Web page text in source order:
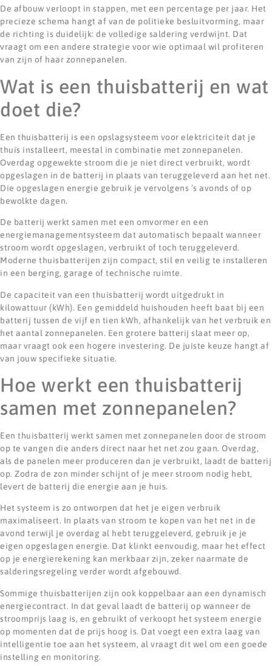
De afbouw verloopt in stappen, met een percentage per jaar. Het
precieze schema hangt af van de politieke besluitvorming, maar
de richting is duidelijk: de volledige saldering verdwijnt. Dat
vraagt om een andere strategie voor wie optimaal wil profiteren
van zijn of haar zonnepanelen.
Wat is een thuisbatterij en wat
doet die?
Een thuisbatterij is een opslagsysteem voor elektriciteit dat je
thuis installeert, meestal in combinatie met zonnepanelen.
Overdag opgewekte stroom die je niet direct verbruikt, wordt
opgeslagen in de batterij in plaats van teruggeleverd aan het net.
Die opgeslagen energie gebruik je vervolgens ’s avonds of op
bewolkte dagen.
De batterij werkt samen met een omvormer en een
energiemanagementsysteem dat automatisch bepaalt wanneer
stroom wordt opgeslagen, verbruikt of toch teruggeleverd.
Moderne thuisbatterijen zijn compact, stil en veilig te installeren
in een berging, garage of technische ruimte.
De capaciteit van een thuisbatterij wordt uitgedrukt in
kilowattuur (kWh). Een gemiddeld huishouden heeft baat bij een
batterij tussen de vijf en tien kWh, afhankelijk van het verbruik en
het aantal zonnepanelen. Een grotere batterij slaat meer op,
maar vraagt ook een hogere investering. De juiste keuze hangt af
van jouw specifieke situatie.
Hoe werkt een thuisbatterij
samen met zonnepanelen?
Een thuisbatterij werkt samen met zonnepanelen door de stroom
op te vangen die anders direct naar het net zou gaan. Overdag,
als de panelen meer produceren dan je verbruikt, laadt de batterij
op. Zodra de zon minder schijnt of je meer stroom nodig hebt,
levert de batterij die energie aan je huis.
Het systeem is zo ontworpen dat het je eigen verbruik
maximaliseert. In plaats van stroom te kopen van het net in de
avond terwijl je overdag al hebt teruggeleverd, gebruik je je
eigen opgeslagen energie. Dat klinkt eenvoudig, maar het effect
op je energierekening kan merkbaar zijn, zeker naarmate de
salderingsregeling verder wordt afgebouwd.
Sommige thuisbatterijen zijn ook koppelbaar aan een dynamisch
energiecontract. In dat geval laadt de batterij op wanneer de
stroomprijs laag is, en gebruikt of verkoopt het systeem energie
op momenten dat de prijs hoog is. Dat voegt een extra laag van
intelligentie toe aan het systeem, al vraagt dit wel om een goede
instelling en monitoring.